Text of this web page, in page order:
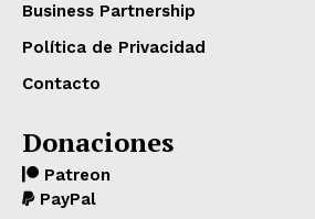
Business Partnership
Política de Privacidad
Contacto
Donaciones
Patreon
PayPal